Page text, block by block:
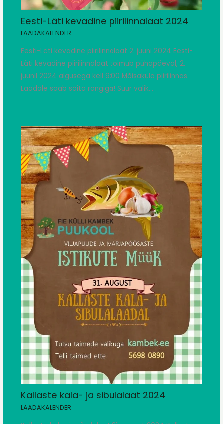
Eesti-Läti kevadine piirilinnalaat 2024
LAADAKALENDER
Eesti-Läti kevadine piirilinnalaat 2. juuni 2024 Eesti-
Läti kevadine piirilinnalaat toimub pühapäeval, 2.
juunil 2024 algusega kell 9:00 Mõisaküla piirilinnas.
Laadale saab sõita rongiga! Suur valik…
Kallaste kala- ja sibulalaat 2024
LAADAKALENDER